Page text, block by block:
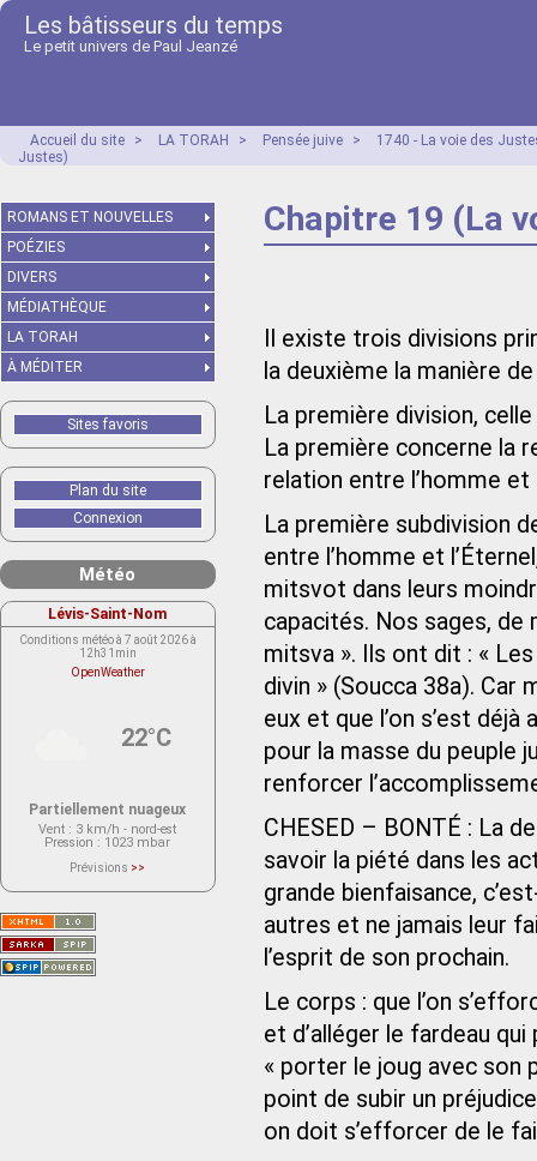
Les bâtisseurs du temps
Le petit univers de Paul Jeanzé
Accueil du site > LA TORAH > Pensée juive >
1740 - La voie des
Justes)
Chapitre 19 (La
Il existe trois divisions
la deuxième la manière
La première division,
La première concerne la
relation entre l’homme et
La première subdivision
entre l’homme et
mitsvot dans leurs
capacités. Nos sages, de
mitsva ». Ils ont dit : «
divin » (Soucca 38a). Car
eux et que l’on s’est
pour la masse du peuple
renforcer
CHESED – BONTÉ : La
savoir la piété dans les
grande bienfaisance,
autres et ne jamais leur
l’esprit de son prochain.
Le corps : que l’on
et d’alléger le fardeau
« porter le joug avec son
point de subir un
on doit s’efforcer de le
ROMANS ET NOUVELLES
POÉZIES
DIVERS
MÉDIATHÈQUE
LA TORAH
À MÉDITER
Sites favoris
Plan du site
Connexion
Météo
Lévis-Saint-Nom
Conditions météo à 7 août 2026 à
12h31min
OpenWeather
22°C
Partiellement nuageux
Vent : 3 km/h - nord-est
Pression : 1023 mbar
Prévisions >>
actuellement aucune prévision
Saint-Nom.
Veuillez consulter le message du
service ci-dessous.
(401 - Invalid API key. Please see
https://openweathermap.org/faq#error401